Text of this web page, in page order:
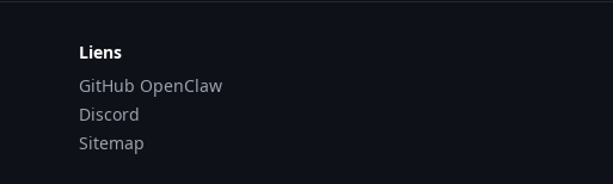
Liens
GitHub OpenClaw
Discord
Sitemap